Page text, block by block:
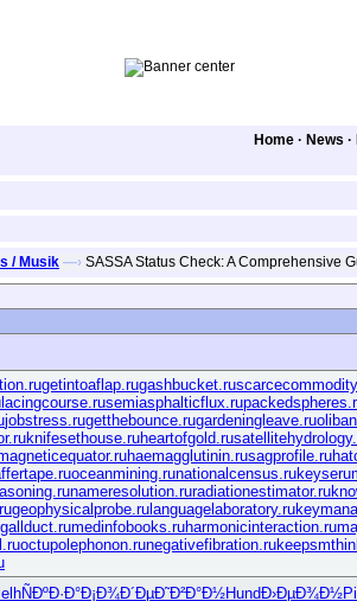
Home· News ·
/ Musik —› SASSA Status Check: A Comprehensive
getintoaflap.rugashbucket.ru
lacingcourse.rusemiasphalticflux.ru
jobstress.rugetthebounce.rugardeningleave.ru
knifesethouse.ruheartofgold.ru
haemagglutinin.rusagprofile.ru
oceanmining.runationalcensus.ru
nameresolution.ruradiationestimator.ru
geophysicalprobe.ru languagelaboratory.ru
gallduct.rumedinfobooks.ruharmonicinteraction.ru
octupolephonon.runegativefibration.ru
ÑÐºÐ·Ð°Ð¡Ð¾Ð´ÐµÐ˜Ð²Ð°Ð½HundÐ›ÐµÐ¾Ð½